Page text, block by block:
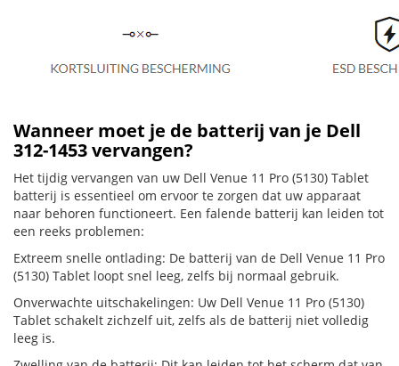
Wanneer moet je de batterij van je Dell
312-1453 vervangen?
Het tijdig vervangen van uw Dell Venue 11 Pro (5130) Tablet
batterij is essentieel om ervoor te zorgen dat uw apparaat
naar behoren functioneert. Een falende batterij kan leiden tot
een reeks problemen:
Extreem snelle ontlading: De batterij van de Dell Venue 11 Pro
(5130) Tablet loopt snel leeg, zelfs bij normaal gebruik.
Onverwachte uitschakelingen: Uw Dell Venue 11 Pro (5130)
Tablet schakelt zichzelf uit, zelfs als de batterij niet volledig
leeg is.